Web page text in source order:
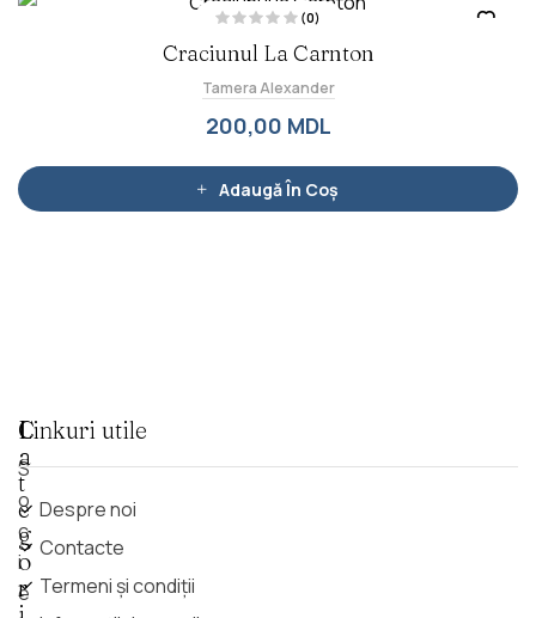
v
a
u
a
t
l
d
n
(0)
Craciunul La Carnton
Tamera Alexander
200,00 MDL
Adaugă În Coș
S
o
c
i
e
C
a
t
e
g
o
r
Linkuri utile
Despre noi
Contacte
Termeni și condiții